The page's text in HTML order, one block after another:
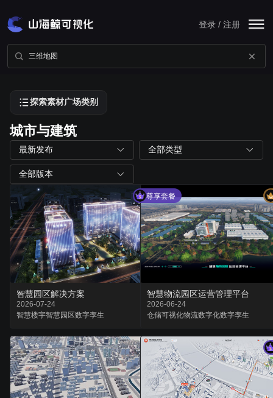
登录 / 注册
探索素材广场类别
城市与建筑
最新发布 全部类型
全部版本
尊享套餐
智慧园区解决方案
2026-07-24
智慧楼宇智慧园区数字孪生
智慧物流园区运营管理平台
2026-06-24
仓储可视化物流数字化数字孪生